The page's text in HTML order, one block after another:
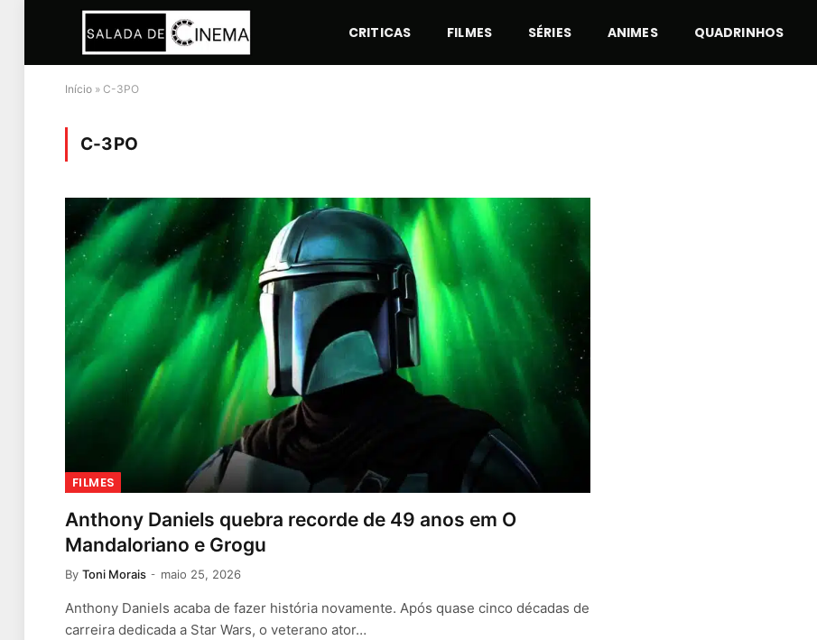
CRITICAS FILMES SÉRIES ANIMES QUADRINHOS
Início » C-3PO
C-3PO
FILMES
Anthony Daniels quebra recorde de 49 anos em O
Mandaloriano e Grogu
By Toni Morais maio 25, 2026
Anthony Daniels acaba de fazer história novamente. Após quase cinco décadas de
carreira dedicada a Star Wars, o veterano ator…